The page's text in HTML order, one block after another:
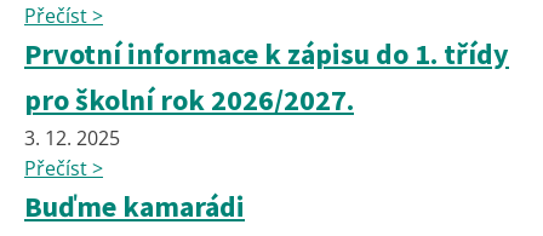
Přečíst >
Prvotní informace k zápisu do 1. třídy
pro školní rok 2026/2027.
3. 12. 2025
Přečíst >
Buďme kamarádi